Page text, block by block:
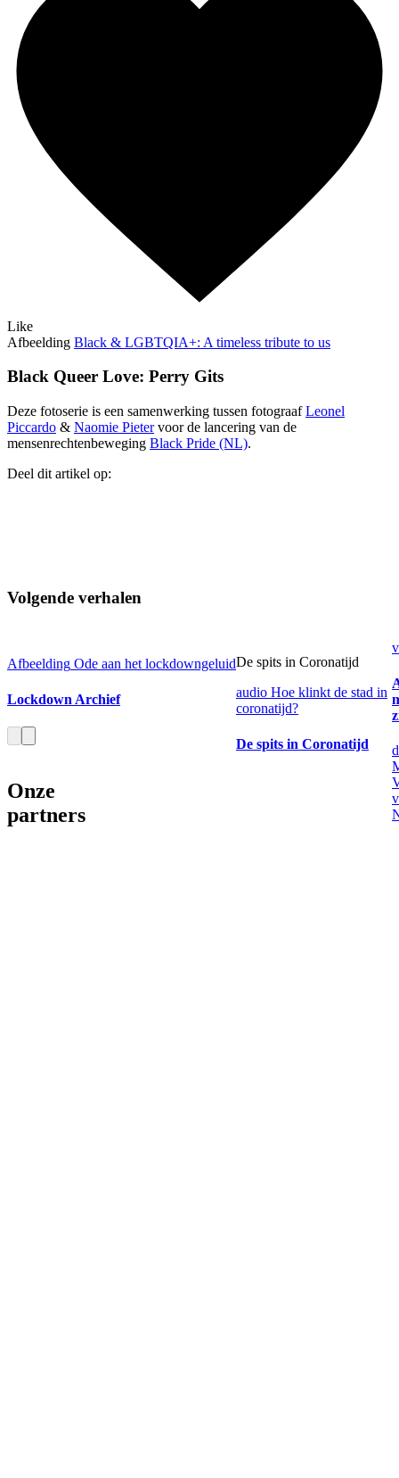
Like
Afbeelding Black & LGBTQIA+: A timeless tribute to us
Black Queer Love: Perry Gits
Deze fotoserie is een samenwerking tussen fotograafLeonel
Piccardo & Naomie Pietervoor de lancering van de
mensenrechtenbeweging Black Pride (NL).
Deel dit artikel op:
Volgende verhalen
Afbeelding Ode aan het lockdowngeluid
Lockdown Archief
De spits in Coronatijd
audio Hoe klinkt de stad in
coronatijd?
De spits in Coronatijd
Onze
partners